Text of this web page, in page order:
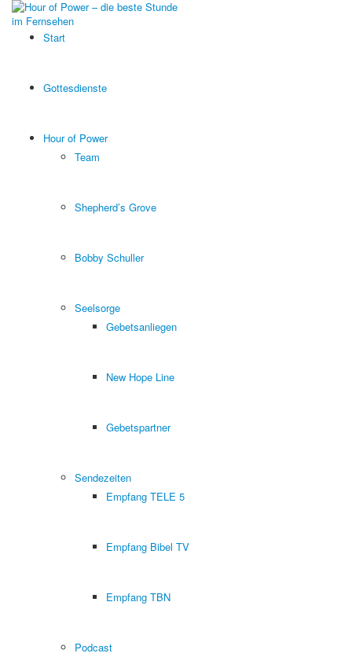
Start
Gottesdienste
Hour of Power
Team
Shepherd’s Grove
Bobby Schuller
Seelsorge
Gebetsanliegen
New Hope Line
Gebetspartner
Sendezeiten
Empfang TELE 5
Empfang Bibel TV
Empfang TBN
Podcast